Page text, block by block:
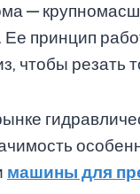
—
принцип
чтобы резать
машины для